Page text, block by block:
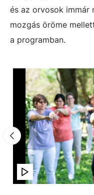
és az orvosok immár
mozgás öröme
a programban.